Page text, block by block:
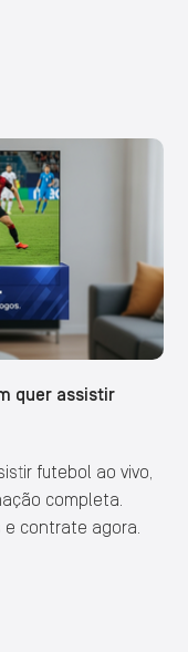
quer assistir
futebol ao vivo,
completa.
contrate agora.